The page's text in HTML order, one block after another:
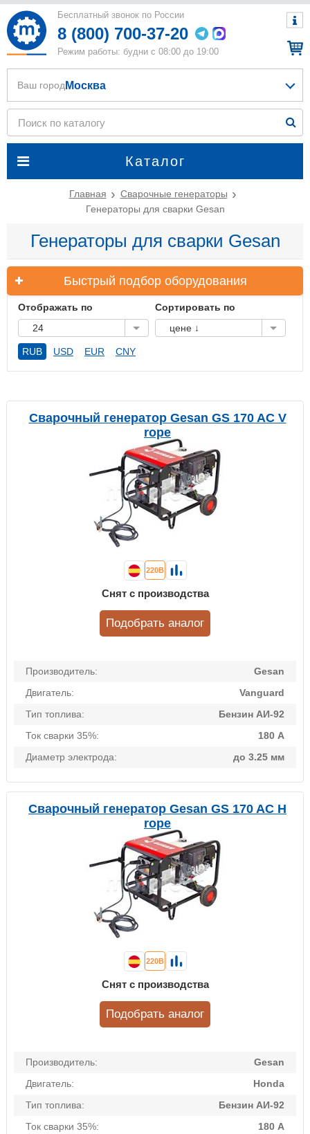
Бесплатный звонок по России
8 (800) 700-37-20
Режим работы: будни с 08:00 до 19:00
Каталог
Ваш город Москва
Главная
Сварочные генераторы
Генераторы для сварки Gesan
Генераторы для сварки Gesan
Быстрый подбор оборудования
Отображать по
24
Сортировать по
цене ↓
RUB USD EUR CNY
Сварочный генератор Gesan GS 170 AC V
rope
Производитель:
Gesan
Двигатель:
Vanguard
Тип топлива:
Бензин АИ-92
Ток сварки 35%:
180 А
Диаметр электрода:
до 3.25 мм
220В
Снят с производства
Подобрать аналог
Сварочный генератор Gesan GS 170 AC H
rope
Производитель:
Gesan
Двигатель:
Honda
Тип топлива:
Бензин АИ-92
Ток сварки 35%:
180 А
220В
Снят с производства
Подобрать аналог